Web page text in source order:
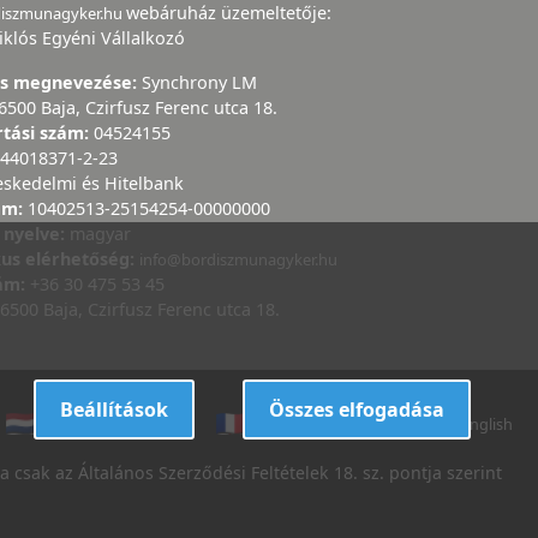
webáruház üzemeltetője:
Egyéni Vállalkozó
megnevezése: Synchrony LM
6500 Baja, Czirfusz Ferenc utca 18.
szám: 04524155
44018371-2-23
és Hitelbank
10402513-25154254-00000000
magyar
elérhetőség:
info@bordiszmunagyker.hu
+36 30 475 53 45
6500 Baja, Czirfusz Ferenc utca 18.
dutch danish french italian english
az Általános Szerződési Feltételek 18. sz. pontja szerint
Beállítások Összes elfogadása